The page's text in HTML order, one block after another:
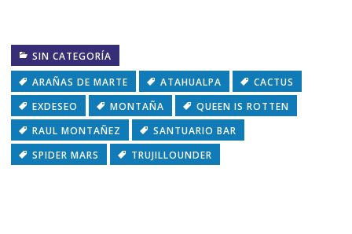
SIN CATEGORÍA
ARAÑAS DE MARTE
ATAHUALPA
CACTUS
EXDESEO
MONTAÑA
QUEEN IS ROTTEN
RAUL MONTAÑEZ
SANTUARIO BAR
SPIDER MARS
TRUJILLOUNDER